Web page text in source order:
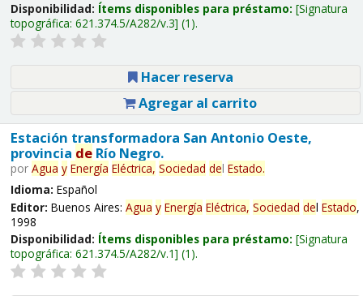
Disponibilidad: Ítems disponibles para préstamo: Signatura
topográfica: 621.374.5/A282/v.3 (1).
Hacer reserva
Agregar al carrito
Estación transformadora San Antonio Oeste,
provincia deRío Negro.
por Agua y Energía Eléctrica, Sociedad del Estado.
Idioma: Español
Editor: Buenos Aires: Agua y Energía Eléctrica, Sociedad del Estado,
1998
Disponibilidad: Ítems disponibles para préstamo: Signatura
topográfica: 621.374.5/A282/v.1 (1).